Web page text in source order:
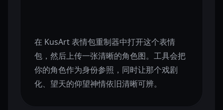
在 KusArt 表情包重制器中打开这个表情
包，然后上传一张清晰的角色图。工具会把
你的角色作为身份参照，同时让那个戏剧
化、望天的仰望神情依旧清晰可辨。